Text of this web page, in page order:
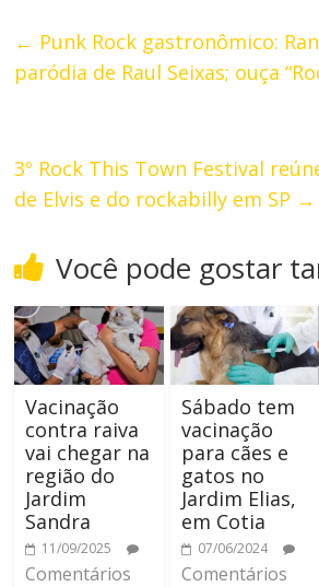
← Punk Rock gastronômico:
paródia de Raul Seixas; ouça
3º Rock This Town Festival
de Elvis e do rockabilly em SP →
Você pode gostar
Vacinação
contra raiva
vai chegar na
região do
Jardim
Sandra
11/09/2025
Comentários
Sábado tem
vacinação
para cães e
gatos no
Jardim Elias,
em Cotia
07/06/2024
Comentários